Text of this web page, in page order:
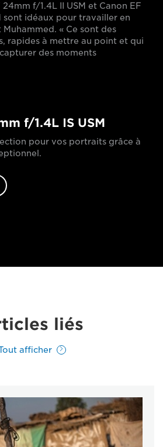
f/1.4L II USM et Canon EF
sont idéaux pour travailler en
Muhammed. « Ce sont des
rapides à mettre au point et qui
des moments
f/1.4L IS USM
pour vos portraits grâce à
liés
afficher